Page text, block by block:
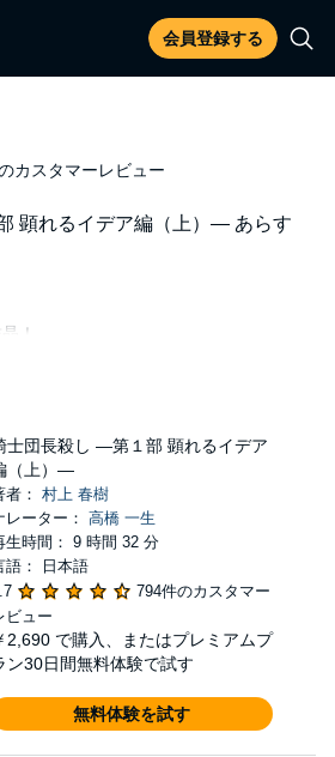
会員登録する
カスタマーレビュー
顕れるイデア編（上）― あらす
！
ける……妻と別離し、傷心のまま、海
らす孤独な36歳の画家。ある日、緑濃
銀髪の隣人が現れ、主人公に奇妙な事
い石室、不思議な鈴、屋根裏に棲むみ
長」――ユーモアとメタファーに満ちた
Labyrinth 2017 (P)2022 Audible, Inc.
士団長殺し ―第１部 顕れるイデア
（上）―
者： 村上 春樹
レーター： 高橋 一生
生時間： 9 時間 32 分
語： 日本語
794件のカスタマー
ビュー
2,690 で購入、またはプレミアムプ
ン30日間無料体験で試す
無料体験を試す